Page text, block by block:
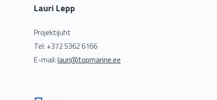
Lauri Lepp
Projektijuht
Tel: +372 5362 6166
E-mail:lauri@topmarine.ee